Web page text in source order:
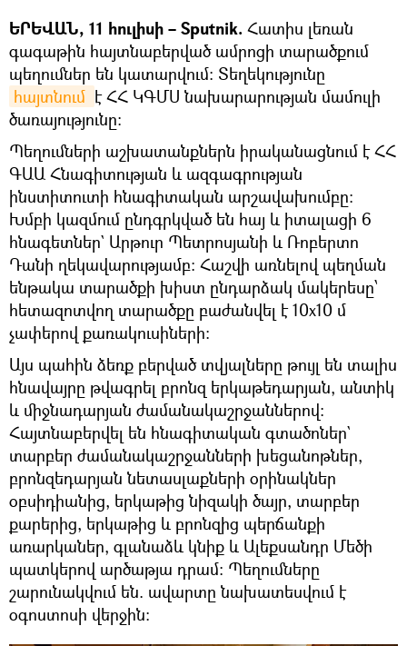
ԵՐԵՎԱՆ, 11 հուլիսի – Sputnik. Հատիս լեռան
գագաթին հայտնաբերված ամրոցի տարածքում
պեղումներ են կատարվում։ Տեղեկությունը
հայտնում է ՀՀ ԿԳՄՍ նախարարության մամուլի
ծառայությունը։
Պեղումների աշխատանքներն իրականացնում է ՀՀ
ԳԱԱ Հնագիտության և ազգագրության
ինստիտուտի հնագիտական արշավախումբը։
Խմբի կազմում ընդգրկված են հայ և իտալացի 6
հնագետներ` Արթուր Պետրոսյանի և Ռոբերտո
Դանի ղեկավարությամբ։ Հաշվի առնելով պեղման
ենթակա տարածքի խիստ ընդարձակ մակերեսը՝
հետազոտվող տարածքը բաժանվել է 10x10 մ
չափերով քառակուսիների:
Այս պահին ձեռք բերված տվյալները թույլ են տալիս
հնավայրը թվագրել բրոնզ երկաթեդարյան, անտիկ
և միջնադարյան ժամանակաշրջաններով։
Հայտնաբերվել են հնագիտական գտածոներ`
տարբեր ժամանակաշրջանների խեցանոթներ,
բրոնզեդարյան նետասլաքների օրինակներ
օբսիդիանից, երկաթից նիզակի ծայր, տարբեր
քարերից, երկաթից և բրոնզից պերճանքի
առարկաներ, գլանաձև կնիք և Ալեքսանդր Մեծի
պատկերով արծաթյա դրամ։ Պեղումները
շարունակվում են. ավարտը նախատեսվում է
օգոստոսի վերջին։